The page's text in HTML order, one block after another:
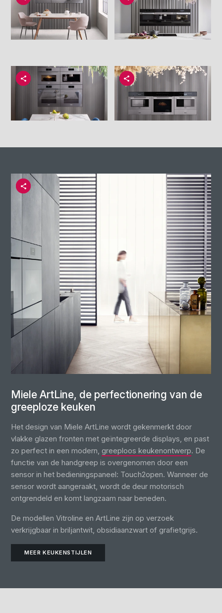
Miele ArtLine, de perfectionering van de
greeploze keuken
Het design van Miele ArtLine wordt gekenmerkt door
vlakke glazen fronten met geïntegreerde displays, en past
zo perfect in een modern, greeploos keukenontwerp. De
functie van de handgreep is overgenomen door een
sensor in het bedieningspaneel: Touch2open. Wanneer de
sensor wordt aangeraakt, wordt de deur motorisch
ontgrendeld en komt langzaam naar beneden.
De modellen Vitroline en ArtLine zijn op verzoek
verkrijgbaar in briljantwit, obsidiaanzwart of grafietgrijs.
MEER KEUKENSTIJLEN